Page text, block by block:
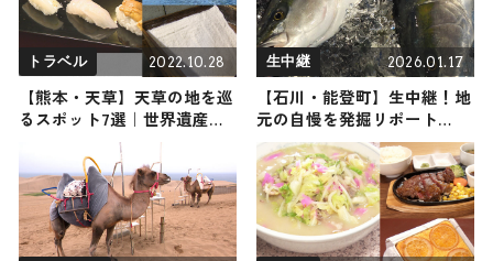
トラベル 2022.10.28
【熊本・天草】天草の地を巡
るスポット7選｜世界遺産か
らグルメまでをご紹介！タイ
生中継 2026.01.17
【石川・能登町】生中継！地
元の自慢を発掘リポート
2026年1月17日放送